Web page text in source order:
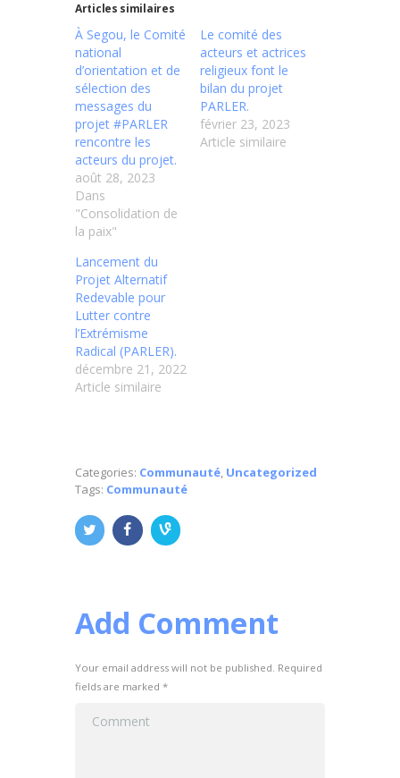
Articles similaires
À Segou, le Comité
national
d’orientation et de
sélection des
messages du
projet #PARLER
rencontre les
acteurs du projet.
août 28, 2023
Dans
"Consolidation de
la paix"
Le comité des
acteurs et actrices
religieux font le
bilan du projet
PARLER.
février 23, 2023
Article similaire
Lancement du
Projet Alternatif
Redevable pour
Lutter contre
l’Extrémisme
Radical (PARLER).
décembre 21, 2022
Article similaire
Categories: Communauté, Uncategorized
Tags: Communauté
Add Comment
Your email address will not be published. Required
fields are marked *